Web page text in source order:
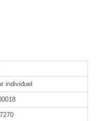
individuel